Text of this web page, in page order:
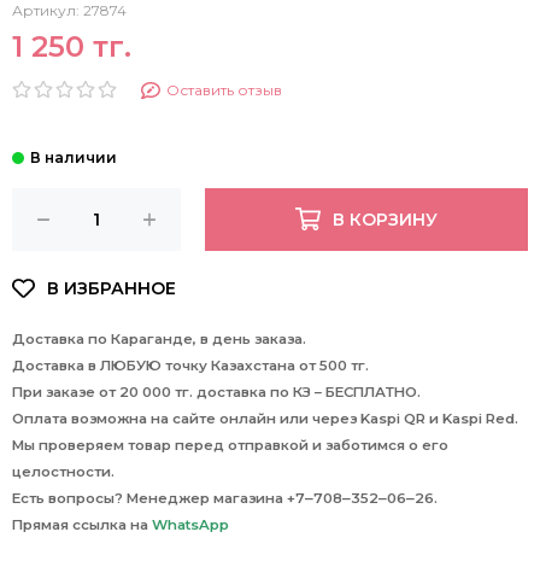
Артикул: 27874
1 250 тг.
Оставить отзыв
В КОРЗИНУ
Доставка по Караганде, в день заказа.
Доставка в ЛЮБУЮ точку Казахстана от 500 тг.
При заказе от 20 000 тг. доставка по КЗ – БЕСПЛАТНО.
Оплата возможна на сайте онлайн или через Kaspi QR и Kaspi Red.
Мы проверяем товар перед отправкой и заботимся о его
целостности.
Есть вопросы? Менеджер магазина +7‒708‒352‒06‒26.
Прямая ссылка на WhatsApp